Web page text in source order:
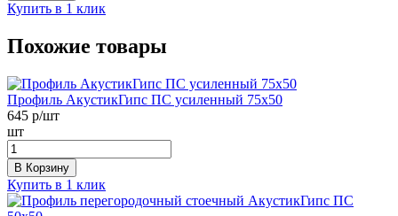
Купить в 1 клик
Похожие товары
Профиль АкустикГипс ПС усиленный 75х50
645 р/шт
шт
В Корзину
Купить в 1 клик